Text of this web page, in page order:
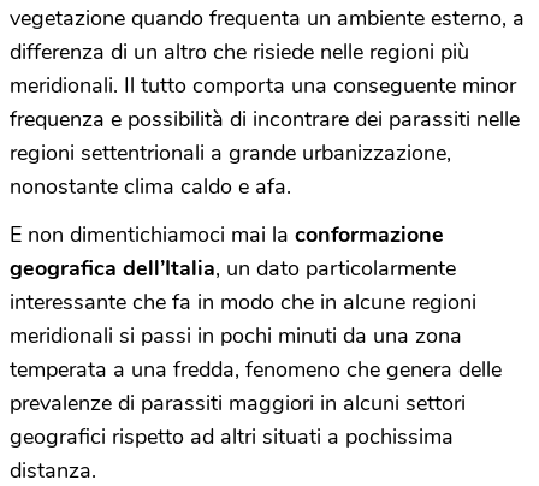
vegetazione quando frequenta un ambiente esterno, a
differenza di un altro che risiede nelle regioni più
meridionali. Il tutto comporta una conseguente minor
frequenza e possibilità di incontrare dei parassiti nelle
regioni settentrionali a grande urbanizzazione,
nonostante clima caldo e afa.
E non dimentichiamoci mai la conformazione
geografica dell’Italia, un dato particolarmente
interessante che fa in modo che in alcune regioni
meridionali si passi in pochi minuti da una zona
temperata a una fredda, fenomeno che genera delle
prevalenze di parassiti maggiori in alcuni settori
geografici rispetto ad altri situati a pochissima
distanza.